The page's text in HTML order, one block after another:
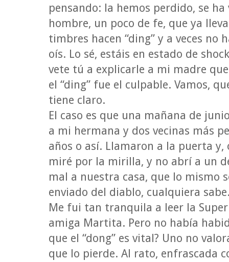
pensando: la hemos perdido, se
hombre, un poco de fe, que ya
timbres hacen “ding” y a veces no
oís. Lo sé, estáis en estado de
vete tú a explicarle a mi madre
el “ding” fue el culpable. Vamos,
tiene claro.
El caso es que una mañana de
a mi hermana y dos vecinas más
años o así. Llamaron a la puerta
miré por la mirilla, y no abrí a un
mal a nuestra casa, que lo mismo
enviado del diablo, cualquiera
Me fui tan tranquila a leer la
amiga Martita. Pero no había
que el “dong” es vital? Uno no
que lo pierde. Al rato, enfrascada